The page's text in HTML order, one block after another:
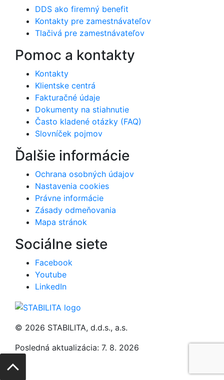
DDS ako firemný benefit
Kontakty pre zamestnávateľov
Tlačivá pre zamestnávateľov
Pomoc a kontakty
Kontakty
Klientske centrá
Fakturačné údaje
Dokumenty na stiahnutie
Často kladené otázky (FAQ)
Slovníček pojmov
Ďalšie informácie
Ochrana osobných údajov
Nastavenia cookies
Právne informácie
Zásady odmeňovania
Mapa stránok
Sociálne siete
Facebook
Youtube
LinkedIn
© 2026 STABILITA, d.d.s., a.s.
Posledná aktualizácia: 7. 8. 2026